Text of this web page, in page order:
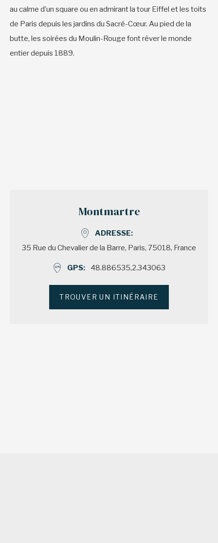
au calme d’un square ou en admirant la tour Eiffel et les toits
de Paris depuis les jardins du Sacré-Cœur. Au pied de la
butte, les soirées du Moulin-Rouge font rêver le monde
entier depuis 1889.
Montmartre
ADRESSE
35 Rue du Chevalier de la Barre, Paris, 75018, France
GPS 48.886535,2.343063
TROUVER UN ITINÉRAIRE